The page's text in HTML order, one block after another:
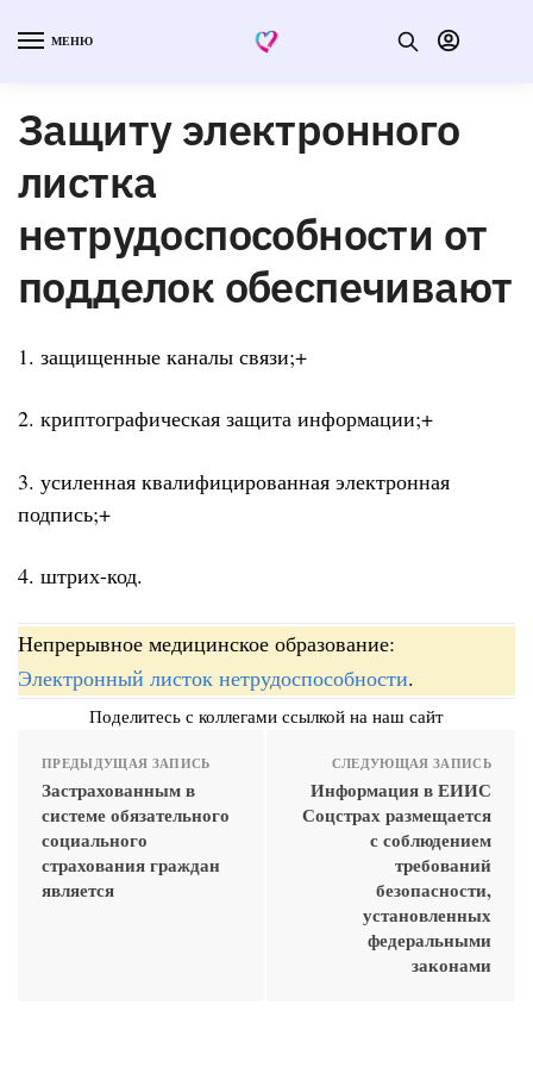
МЕНЮ
Защиту электронного
листка
нетрудоспособности от
подделок обеспечивают
1. защищенные каналы связи;+
2. криптографическая защита информации;+
3. усиленная квалифицированная электронная
подпись;+
4. штрих-код.
Непрерывное медицинское образование:
Электронный листок нетрудоспособности.
Поделитесь с коллегами ссылкой на наш сайт
ПРЕДЫДУЩАЯ ЗАПИСЬ
Застрахованным в
системе обязательного
социального
страхования граждан
является
СЛЕДУЮЩАЯ ЗАПИСЬ
Информация в ЕИИС
Соцстрах размещается
с соблюдением
требований
безопасности,
установленных
федеральными
законами